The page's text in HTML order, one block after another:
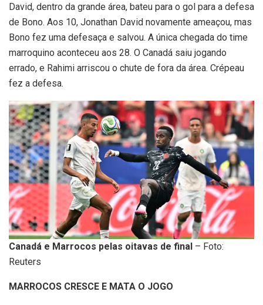
David, dentro da grande área, bateu para o gol para a defesa
de Bono. Aos 10, Jonathan David novamente ameaçou, mas
Bono fez uma defesaça e salvou. A única chegada do time
marroquino aconteceu aos 28. O Canadá saiu jogando
errado, e Rahimi arriscou o chute de fora da área. Crépeau
fez a defesa.
Canadá e Marrocos pelas oitavas de final – Foto:
Reuters
MARROCOS CRESCE E MATA O JOGO